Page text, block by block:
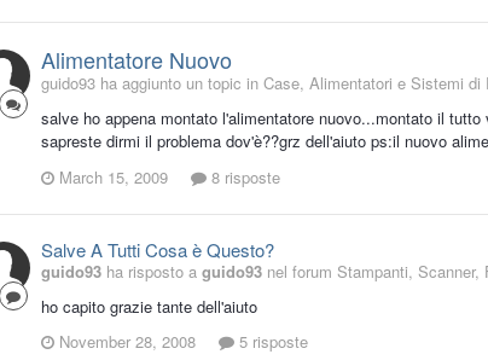
Alimentatore Nuovo
guido93 ha aggiunto un topic in Case, Alimentatori e Sistemi di
salve ho appena montato l'alimentatore nuovo...montato il
sapreste dirmi il problema dov'è??grz dell'aiuto ps:il nuovo
March 15, 2009
8 risposte
Salve A Tutti Cosa è Questo?
guido93 ha risposto a guido93 nel forum Stampanti, Scanner,
ho capito grazie tante dell'aiuto
November 28, 2008
5 risposte